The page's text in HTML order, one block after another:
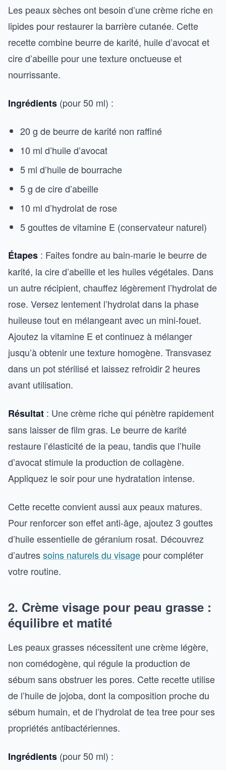
Les peaux sèches ont besoin d’une crème riche en
lipides pour restaurer la barrière cutanée. Cette
recette combine beurre de karité, huile d’avocat et
cire d’abeille pour une texture onctueuse et
nourrissante.
Ingrédients (pour 50 ml) :
20 g de beurre de karité non raffiné
10 ml d’huile d’avocat
5 ml d’huile de bourrache
5 g de cire d’abeille
10 ml d’hydrolat de rose
5 gouttes de vitamine E (conservateur naturel)
Étapes : Faites fondre au bain-marie le beurre de
karité, la cire d’abeille et les huiles végétales. Dans
un autre récipient, chauffez légèrement l’hydrolat de
rose. Versez lentement l’hydrolat dans la phase
huileuse tout en mélangeant avec un mini-fouet.
Ajoutez la vitamine E et continuez à mélanger
jusqu’à obtenir une texture homogène. Transvasez
dans un pot stérilisé et laissez refroidir 2 heures
avant utilisation.
Résultat : Une crème riche qui pénètre rapidement
sans laisser de film gras. Le beurre de karité
restaure l’élasticité de la peau, tandis que l’huile
d’avocat stimule la production de collagène.
Appliquez le soir pour une hydratation intense.
Cette recette convient aussi aux peaux matures.
Pour renforcer son effet anti-âge, ajoutez 3 gouttes
d’huile essentielle de géranium rosat. Découvrez
d’autressoins naturels du visage pour compléter
votre routine.
2. Crème visage pour peau grasse :
équilibre et matité
Les peaux grasses nécessitent une crème légère,
non comédogène, qui régule la production de
sébum sans obstruer les pores. Cette recette utilise
de l’huile de jojoba, dont la composition proche du
sébum humain, et de l’hydrolat de tea tree pour ses
propriétés antibactériennes.
Ingrédients (pour 50 ml) :